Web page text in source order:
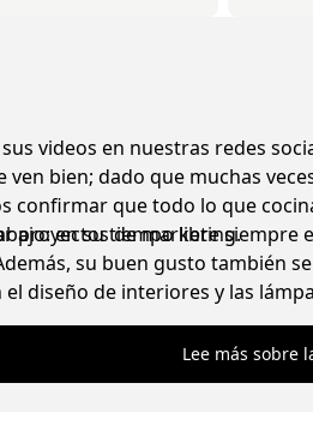
videos en nuestras redes
ven bien; dado que muchas
confirmar que todo lo que
proyectos de marketing.
en su tiempo libre
su buen gusto también
diseño de interiores y las
Lee más sobre